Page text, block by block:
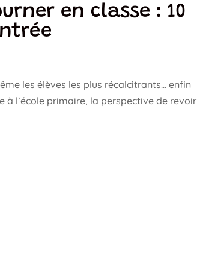
en classe : 10
les élèves les plus récalcitrants… enfin
à l’école primaire, la perspective de revoir